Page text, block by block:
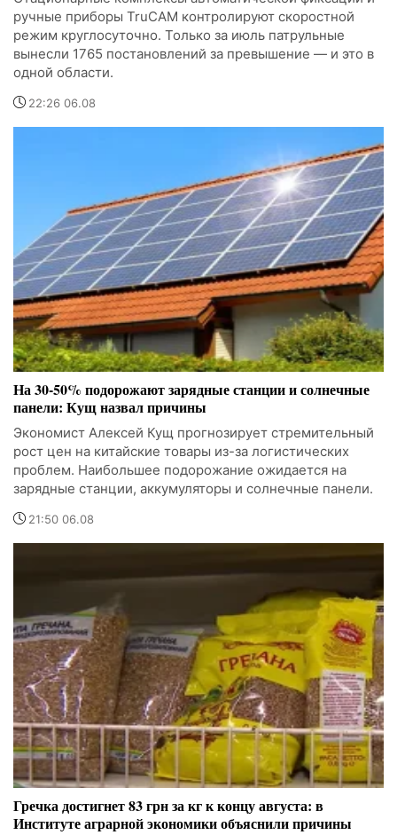
ручные приборы TruCAM контролируют скоростной
режим круглосуточно. Только за июль патрульные
вынесли 1765 постановлений за превышение — и это в
одной области.
22:26 06.08
На 30-50% подорожают зарядные станции и солнечные
панели: Кущ назвал причины
Экономист Алексей Кущ прогнозирует стремительный
рост цен на китайские товары из-за логистических
проблем. Наибольшее подорожание ожидается на
зарядные станции, аккумуляторы и солнечные панели.
21:50 06.08
Гречка достигнет 83 грн за кг к концу августа: в
Институте аграрной экономики объяснили причины